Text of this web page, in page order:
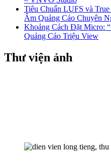
Tiêu Chuẩn LUFS và
Âm Quảng Cáo Chuyên
Khoảng Cách Đặt Micro:
Quảng Cáo Triệu View
Thư viện ảnh